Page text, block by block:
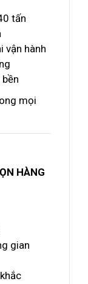
tấn
vận hành
mọi
HÀNG
gian